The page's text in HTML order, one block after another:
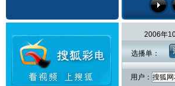
2006年
选播单：
用户：